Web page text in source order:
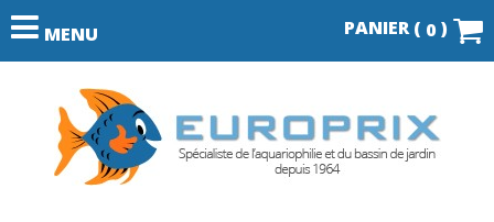
MENU PANIER ( 0 )